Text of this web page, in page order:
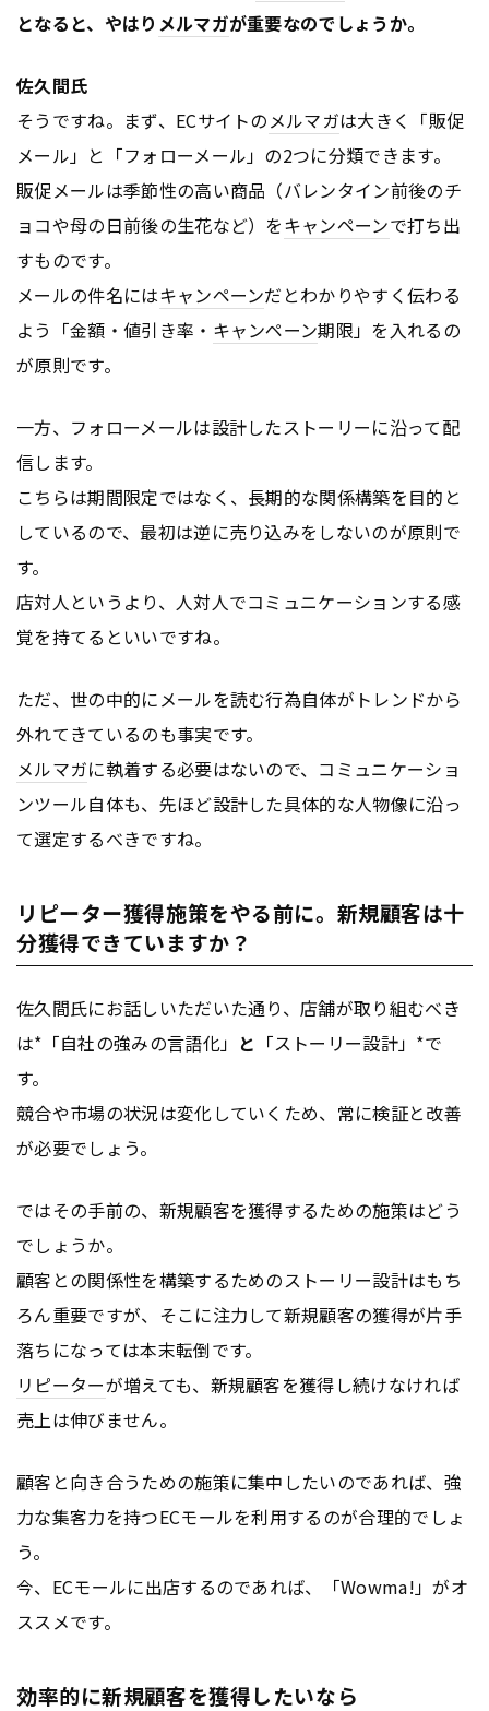
となると、やはり メルマガが重要なのでしょうか。
佐久間氏
そうですね。まず、ECサイトのメルマガは大きく「販促
メール」と「フォローメール」の2つに分類できます。
販促メールは季節性の高い商品（バレンタイン前後のチ
ョコや母の日前後の生花など）をキャンペーンで打ち出
すものです。
メールの件名にはキャンペーンだとわかりやすく伝わる
よう「金額・値引き率・ キャンペーン期限」を入れるの
が原則です。
一方、フォローメールは設計したストーリーに沿って配
信します。
こちらは期間限定ではなく、長期的な関係構築を目的と
しているので、最初は逆に売り込みをしないのが原則で
す。
店対人というより、人対人でコミュニケーションする感
覚を持てるといいですね。
ただ、世の中的にメールを読む行為自体がトレンドから
外れてきているのも事実です。
メルマガに執着する必要はないので、コミュニケーショ
ンツール自体も、先ほど設計した具体的な人物像に沿っ
て選定するべきですね。
リピーター獲得施策をやる前に。新規顧客は十
分獲得できていますか？
佐久間氏にお話しいただいた通り、店舗が取り組むべき
は*「自社の強みの言語化」 と 「ストーリー設計」*で
す。
競合や市場の状況は変化していくため、常に検証と改善
が必要でしょう。
ではその手前の、新規顧客を獲得するための施策はどう
でしょうか。
顧客との関係性を構築するためのストーリー設計はもち
ろん重要ですが、そこに注力して新規顧客の獲得が片手
落ちになっては本末転倒です。
リピーターが増えても、新規顧客を獲得し続けなければ
売上は伸びません。
顧客と向き合うための施策に集中したいのであれば、強
力な集客力を持つECモールを利用するのが合理的でしょ
う。
今、ECモールに出店するのであれば、「Wowma!」がオ
ススメです。
効率的に新規顧客を獲得したいなら